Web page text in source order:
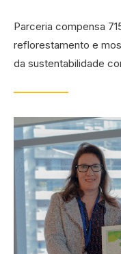
Parceria compensa
reflorestamento e
da sustentabilidade